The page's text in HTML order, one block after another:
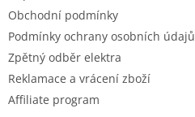
u
Obchodní podmínky
Podmínky ochrany osobních údajů
Zpětný odběr elektra
Reklamace a vrácení zboží
Affiliate program